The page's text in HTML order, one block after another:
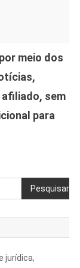
meio dos
sem
para
Pesquisar
jurídica,